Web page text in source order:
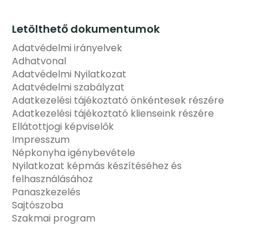
Letölthető dokumentumok
Adatvédelmi irányelvek
Adhatvonal
Adatvédelmi Nyilatkozat
Adatvédelmi szabályzat
Adatkezelési tájékoztató önkéntesek részére
Adatkezelési tájékoztató klienseink részére
Ellátottjogi képviselők
Impresszum
Népkonyha igénybevétele
Nyilatkozat képmás készítéséhez és
felhasználásához
Panaszkezelés
Sajtószoba
Szakmai program